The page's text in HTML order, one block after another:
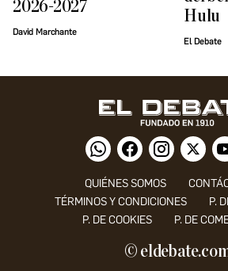
2026-2027
David Marchante
Hulu
El Debate
QUIÉNES SOMOS
TÉRMINOS Y CONDICIONES
P.
P. DE COOKIES
P. DE
©